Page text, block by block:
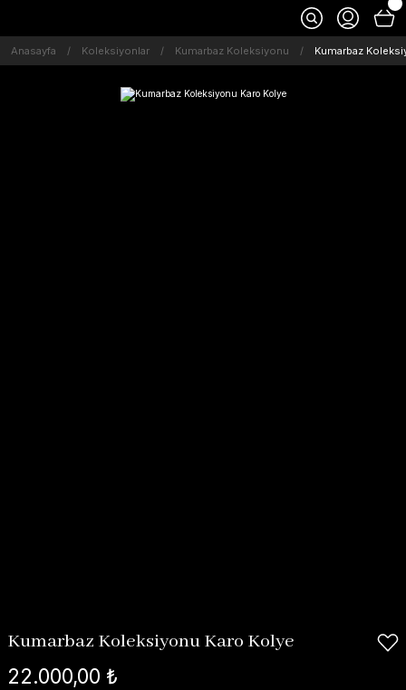
Anasayfa Koleksiyonlar Kumarbaz Koleksiyonu Kumarbaz
Kumarbaz Koleksiyonu Karo Kolye
22.000,00 ₺